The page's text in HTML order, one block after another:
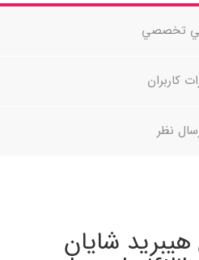
تخصصي
کاربران
نظر
شایان